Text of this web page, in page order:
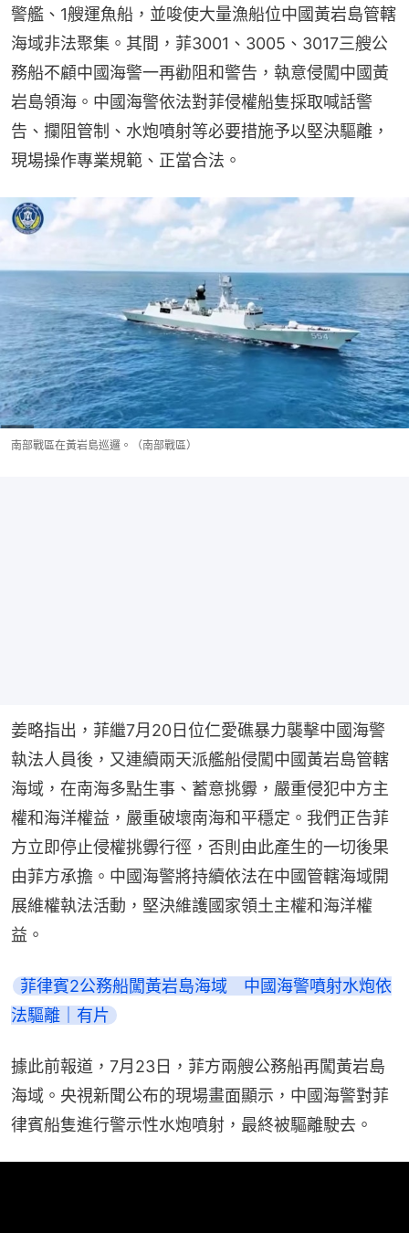
警艦、1艘運魚船，並唆使大量漁船位中國黃岩島管轄
海域非法聚集。其間，菲3001、3005、3017三艘公
務船不顧中國海警一再勸阻和警告，執意侵闖中國黃
岩島領海。中國海警依法對菲侵權船隻採取喊話警
告、攔阻管制、水炮噴射等必要措施予以堅決驅離，
現場操作專業規範、正當合法。
南部戰區在黃岩島巡邏。（南部戰區）
姜略指出，菲繼7月20日位仁愛礁暴力襲擊中國海警
執法人員後，又連續兩天派艦船侵闖中國黃岩島管轄
海域，在南海多點生事、蓄意挑釁，嚴重侵犯中方主
權和海洋權益，嚴重破壞南海和平穩定。我們正告菲
方立即停止侵權挑釁行徑，否則由此產生的一切後果
由菲方承擔。中國海警將持續依法在中國管轄海域開
展維權執法活動，堅決維護國家領土主權和海洋權
益。
菲律賓2公務船闖黃岩島海域　中國海警噴射水炮依
法驅離｜有片
據此前報道，7月23日，菲方兩艘公務船再闖黃岩島
海域。央視新聞公布的現場畫面顯示，中國海警對菲
律賓船隻進行警示性水炮噴射，最終被驅離駛去。